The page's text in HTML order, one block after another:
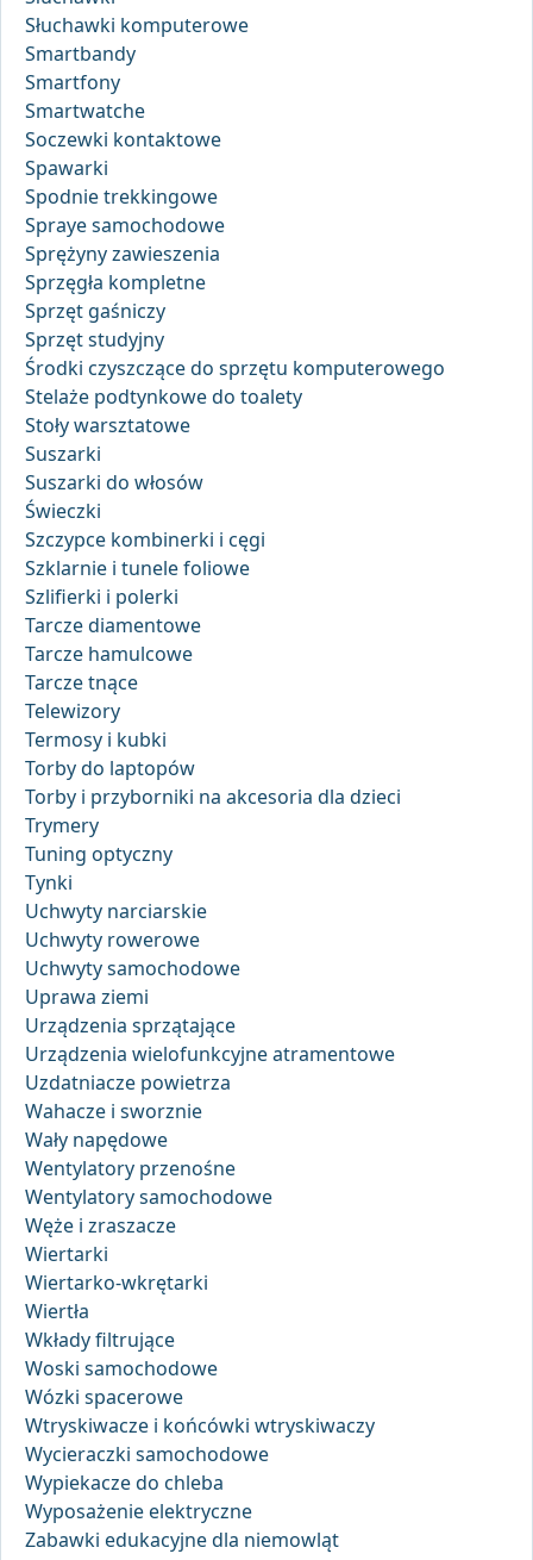
Słuchawki komputerowe
Smartbandy
Smartfony
Smartwatche
Soczewki kontaktowe
Spawarki
Spodnie trekkingowe
Spraye samochodowe
Sprężyny zawieszenia
Sprzęgła kompletne
Sprzęt gaśniczy
Sprzęt studyjny
Środki czyszczące do sprzętu komputerowego
Stelaże podtynkowe do toalety
Stoły warsztatowe
Suszarki
Suszarki do włosów
Świeczki
Szczypce kombinerki i cęgi
Szklarnie i tunele foliowe
Szlifierki i polerki
Tarcze diamentowe
Tarcze hamulcowe
Tarcze tnące
Telewizory
Termosy i kubki
Torby do laptopów
Torby i przyborniki na akcesoria dla dzieci
Trymery
Tuning optyczny
Tynki
Uchwyty narciarskie
Uchwyty rowerowe
Uchwyty samochodowe
Uprawa ziemi
Urządzenia sprzątające
Urządzenia wielofunkcyjne atramentowe
Uzdatniacze powietrza
Wahacze i sworznie
Wały napędowe
Wentylatory przenośne
Wentylatory samochodowe
Węże i zraszacze
Wiertarki
Wiertarko-wkrętarki
Wiertła
Wkłady filtrujące
Woski samochodowe
Wózki spacerowe
Wtryskiwacze i końcówki wtryskiwaczy
Wycieraczki samochodowe
Wypiekacze do chleba
Wyposażenie elektryczne
Zabawki edukacyjne dla niemowląt